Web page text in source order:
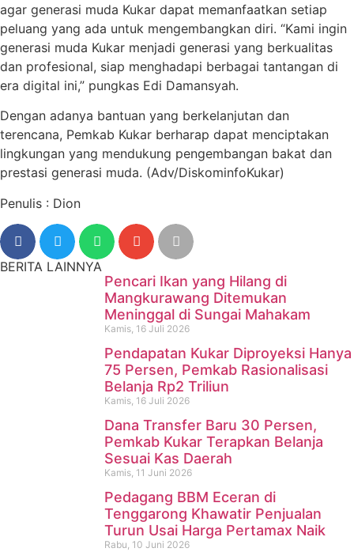
agar generasi muda Kukar dapat memanfaatkan setiap
peluang yang ada untuk mengembangkan diri. “Kami ingin
generasi muda Kukar menjadi generasi yang berkualitas
dan profesional, siap menghadapi berbagai tantangan di
era digital ini,” pungkas Edi Damansyah.
Dengan adanya bantuan yang berkelanjutan dan
terencana, Pemkab Kukar berharap dapat menciptakan
lingkungan yang mendukung pengembangan bakat dan
prestasi generasi muda. (Adv/DiskominfoKukar)
Penulis : Dion
BERITA LAINNYA
Pencari Ikan yang Hilang di
Mangkurawang Ditemukan
Meninggal di Sungai Mahakam
Kamis, 16 Juli 2026
Pendapatan Kukar Diproyeksi Hanya
75 Persen, Pemkab Rasionalisasi
Belanja Rp2 Triliun
Kamis, 16 Juli 2026
Dana Transfer Baru 30 Persen,
Pemkab Kukar Terapkan Belanja
Sesuai Kas Daerah
Kamis, 11 Juni 2026
Pedagang BBM Eceran di
Tenggarong Khawatir Penjualan
Turun Usai Harga Pertamax Naik
Rabu, 10 Juni 2026
Pencari Ikan yang Hilang di
Mangkurawang Ditemukan
Meninggal di Sungai
Mahakam